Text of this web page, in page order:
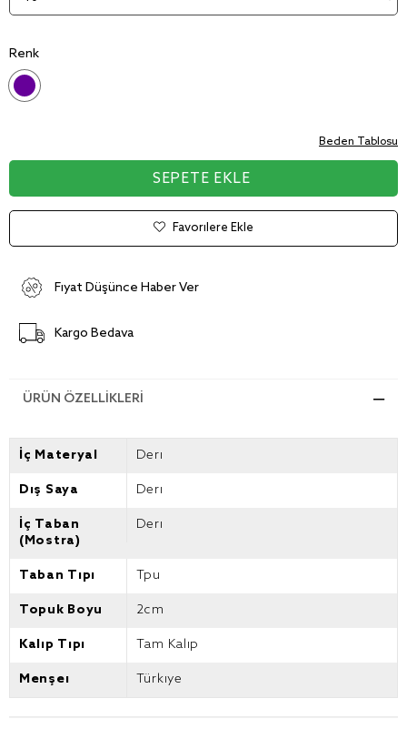
Renk
Beden Tablosu
Favorilere Ekle
Fiyat Düşünce Haber Ver
Kargo Bedava
ÜRÜN ÖZELLIKLERI
İç Materyal Deri
Dış Saya Deri
İç Taban
(Mostra)
Deri
Taban Tipi Tpu
Topuk Boyu 2cm
Kalıp Tipi Tam Kalıp
Menşei Türkiye